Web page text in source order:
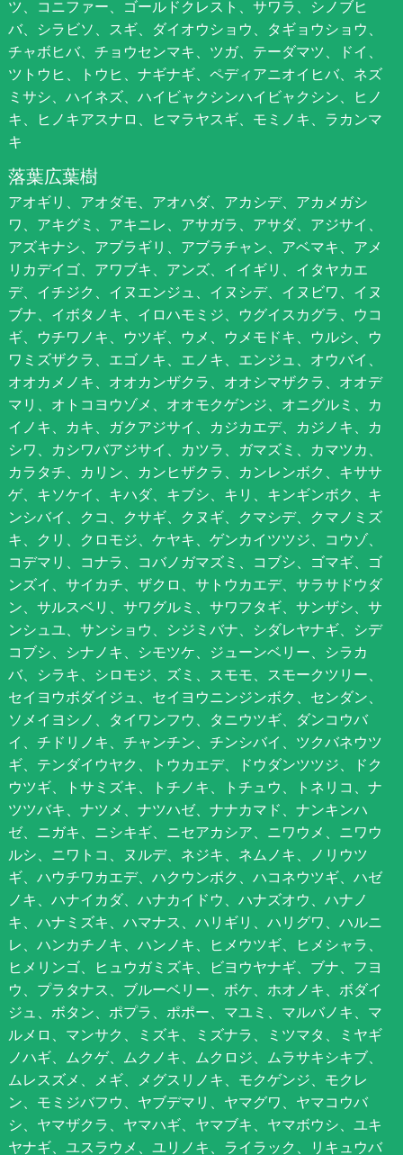
ツ、コニファー、ゴールドクレスト、サワラ、シノブヒ
バ、シラビソ、スギ、ダイオウショウ、タギョウショウ、
チャボヒバ、チョウセンマキ、ツガ、テーダマツ、ドイ、
ツトウヒ、トウヒ、ナギナギ、ペディアニオイヒバ、ネズ
ミサシ、ハイネズ、ハイビャクシンハイビャクシン、ヒノ
キ、ヒノキアスナロ、ヒマラヤスギ、モミノキ、ラカンマ
キ
落葉広葉樹
アオギリ、アオダモ、アオハダ、アカシデ、アカメガシ
ワ、アキグミ、アキニレ、アサガラ、アサダ、アジサイ、
アズキナシ、アブラギリ、アブラチャン、アベマキ、アメ
リカデイゴ、アワブキ、アンズ、イイギリ、イタヤカエ
デ、イチジク、イヌエンジュ、イヌシデ、イヌビワ、イヌ
ブナ、イボタノキ、イロハモミジ、ウグイスカグラ、ウコ
ギ、ウチワノキ、ウツギ、ウメ、ウメモドキ、ウルシ、ウ
ワミズザクラ、エゴノキ、エノキ、エンジュ、オウバイ、
オオカメノキ、オオカンザクラ、オオシマザクラ、オオデ
マリ、オトコヨウゾメ、オオモクゲンジ、オニグルミ、カ
イノキ、カキ、ガクアジサイ、カジカエデ、カジノキ、カ
シワ、カシワバアジサイ、カツラ、ガマズミ、カマツカ、
カラタチ、カリン、カンヒザクラ、カンレンボク、キササ
ゲ、キソケイ、キハダ、キブシ、キリ、キンギンボク、キ
ンシバイ、クコ、クサギ、クヌギ、クマシデ、クマノミズ
キ、クリ、クロモジ、ケヤキ、ゲンカイツツジ、コウゾ、
コデマリ、コナラ、コバノガマズミ、コブシ、ゴマギ、ゴ
ンズイ、サイカチ、ザクロ、サトウカエデ、サラサドウダ
ン、サルスベリ、サワグルミ、サワフタギ、サンザシ、サ
ンシュユ、サンショウ、シジミバナ、シダレヤナギ、シデ
コブシ、シナノキ、シモツケ、ジューンベリー、シラカ
バ、シラキ、シロモジ、ズミ、スモモ、スモークツリー、
セイヨウボダイジュ、セイヨウニンジンボク、センダン、
ソメイヨシノ、タイワンフウ、タニウツギ、ダンコウバ
イ、チドリノキ、チャンチン、チンシバイ、ツクバネウツ
ギ、テンダイウヤク、トウカエデ、ドウダンツツジ、ドク
ウツギ、トサミズキ、トチノキ、トチュウ、トネリコ、ナ
ツツバキ、ナツメ、ナツハゼ、ナナカマド、ナンキンハ
ゼ、ニガキ、ニシキギ、ニセアカシア、ニワウメ、ニワウ
ルシ、ニワトコ、ヌルデ、ネジキ、ネムノキ、ノリウツ
ギ、ハウチワカエデ、ハクウンボク、ハコネウツギ、ハゼ
ノキ、ハナイカダ、ハナカイドウ、ハナズオウ、ハナノ
キ、ハナミズキ、ハマナス、ハリギリ、ハリグワ、ハルニ
レ、ハンカチノキ、ハンノキ、ヒメウツギ、ヒメシャラ、
ヒメリンゴ、ヒュウガミズキ、ビヨウヤナギ、ブナ、フヨ
ウ、プラタナス、ブルーベリー、ボケ、ホオノキ、ボダイ
ジュ、ボタン、ポプラ、ポポー、マユミ、マルバノキ、マ
ルメロ、マンサク、ミズキ、ミズナラ、ミツマタ、ミヤギ
ノハギ、ムクゲ、ムクノキ、ムクロジ、ムラサキシキブ、
ムレスズメ、メギ、メグスリノキ、モクゲンジ、モクレ
ン、モミジバフウ、ヤブデマリ、ヤマグワ、ヤマコウバ
シ、ヤマザクラ、ヤマハギ、ヤマブキ、ヤマボウシ、ユキ
ヤナギ、ユスラウメ、ユリノキ、ライラック、リキュウバ